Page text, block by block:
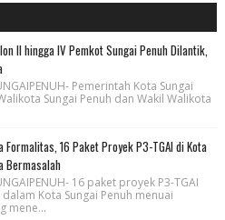
II hingga IV Pemkot Sungai Penuh Dilantik,
Pemerintah Kota Sungai
Sungai Penuh dan Wakil Walikota
Formalitas, 16 Paket Proyek P3-TGAI di Kota
Bermasalah
16 paket proyek P3-TGAI
Kota Sungai Penuh menuai
mene...